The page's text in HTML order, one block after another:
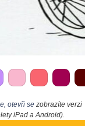
otevři sezobrazíte verzi
iPad a Android).